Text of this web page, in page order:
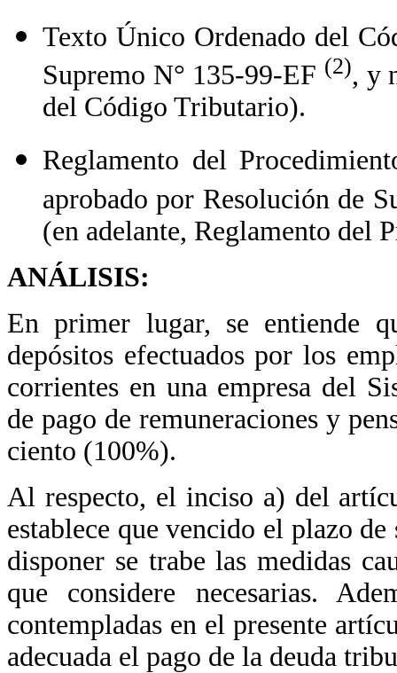
Texto Único Ordenado del
Supremo N° 135-99-EF (2), y
del Código Tributario).
Reglamento del
aprobado por Resolución de
(en adelante, Reglamento del
ANÁLISIS:
En primer lugar, se entiende
depósitos efectuados por los
corrientes en una empresa del
de pago de remuneraciones y
ciento (100%).
Al respecto, el inciso a) del
establece que vencido el plazo
disponer se trabe las medidas
que considere necesarias.
contempladas en el presente
adecuada el pago de la deuda